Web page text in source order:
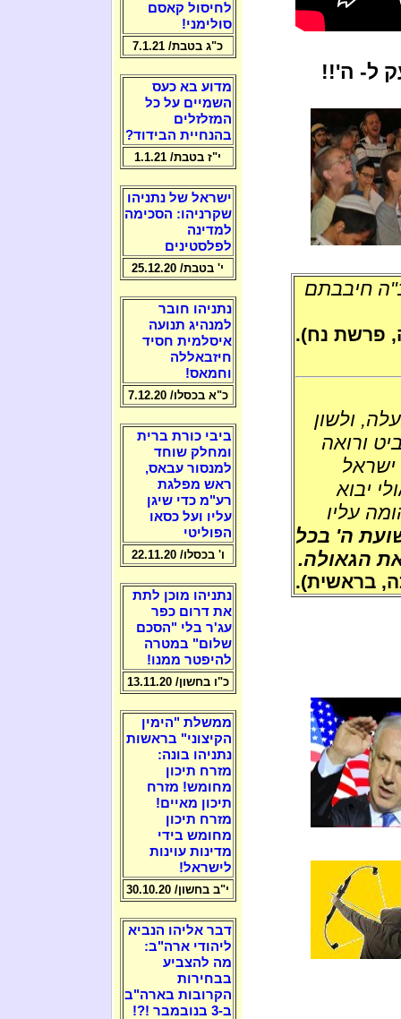
ל- ה'!!
חיבבתם
פרשת נח).
ולשון
ורואה
ישראל
יבוא
עליו
ה' בכל
הגאולה.
בראשית).
לחיסול קאסם
סולימני!
כ"ג בטבת/ 7.1.21
מדוע בא כעס
השמיים על כל
המזלזלים
בהנחיית הבידוד?
י"ז בטבת/ 1.1.21
ישראל של נתניהו
שקרניהו: הסכימה
למדינה
לפלסטינים
י' בטבת/ 25.12.20
נתניהו חובר
למנהיג תנועה
איסלמית חסיד
חיזבאללה
וחמאס!
כ"א בכסלו/ 7.12.20
ביבי כורת ברית
ומחלק שוחד
למנסור עבאס,
ראש מפלגת
רע"מ כדי שיגן
עליו ועל כסאו
הפוליטי
ו' בכסלו/ 22.11.20
נתניהו מוכן לתת
את דרום כפר
עג'ר בלי "הסכם
שלום" במטרה
להיפטר ממנו!
כ"ו בחשון/ 13.11.20
ממשלת "הימין
הקיצוני" בראשות
נתניהו בונה:
מזרח תיכון
מחומש! מזרח
תיכון מאיים!
מזרח תיכון
מחומש בידי
מדינות עוינות
לישראל!
י"ב בחשון/ 30.10.20
דבר אליהו הנביא
ליהודי ארה"ב:
מה להצביע
בבחירות
הקרובות בארה"ב
ב-3 בנובמבר !?!